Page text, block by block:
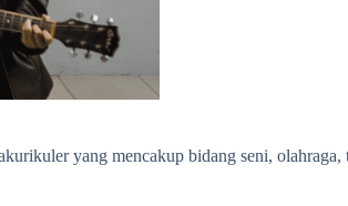
yang mencakup bidang seni,